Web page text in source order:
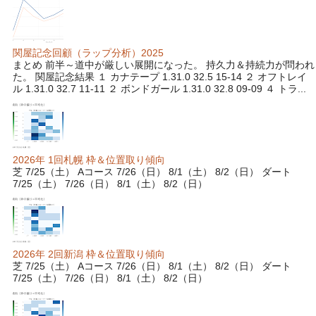
関屋記念回顧（ラップ分析）2025
まとめ 前半～道中が厳しい展開になった。 持久力＆持続力が問われ
た。 関屋記念結果 １ カナテープ 1.31.0 32.5 15-14 ２ オフトレイ
ル 1.31.0 32.7 11-11 ２ ボンドガール 1.31.0 32.8 09-09 ４ トラ...
2026年 1回札幌 枠＆位置取り傾向
芝 7/25（土） Aコース 7/26（日） 8/1（土） 8/2（日） ダート
7/25（土） 7/26（日） 8/1（土） 8/2（日）
2026年 2回新潟 枠＆位置取り傾向
芝 7/25（土） Aコース 7/26（日） 8/1（土） 8/2（日） ダート
7/25（土） 7/26（日） 8/1（土） 8/2（日）